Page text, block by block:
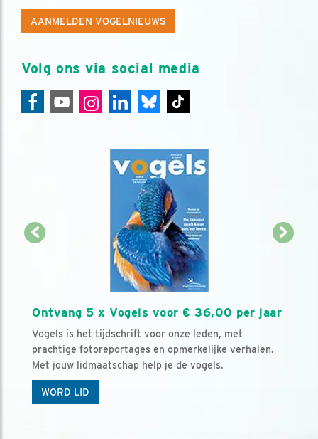
AANMELDEN VOGELNIEUWS
Volg ons via social media
Ontvang 5 x Vogels voor € 36,00 per jaar
Vogels is het tijdschrift voor onze leden, met
prachtige fotoreportages en opmerkelijke verhalen.
Met jouw lidmaatschap help je de vogels.
WORD LID